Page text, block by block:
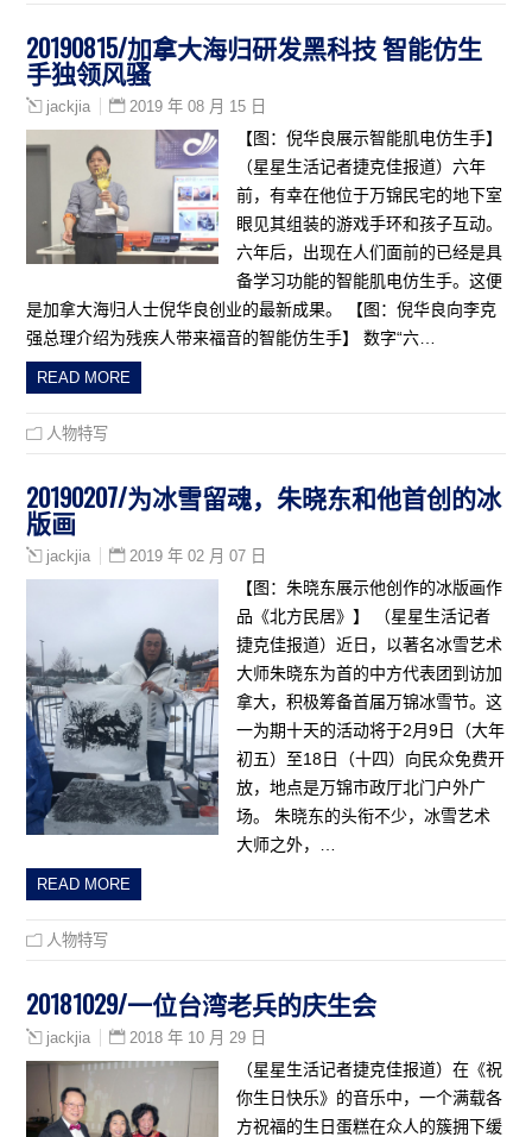
20190815/加拿大海归研发黑科技 智能仿生
手独领风骚
jackjia 2019 年 08 月 15 日
【图：倪华良展示智能肌电仿生手】
（星星生活记者捷克佳报道）六年
前，有幸在他位于万锦民宅的地下室
眼见其组装的游戏手环和孩子互动。
六年后，出现在人们面前的已经是具
备学习功能的智能肌电仿生手。这便
是加拿大海归人士倪华良创业的最新成果。 【图：倪华良向李克
强总理介绍为残疾人带来福音的智能仿生手】 数字“六…
READ MORE
人物特写
20190207/为冰雪留魂，朱晓东和他首创的冰
版画
jackjia 2019 年 02 月 07 日
【图：朱晓东展示他创作的冰版画作
品《北方民居》】 （星星生活记者
捷克佳报道）近日，以著名冰雪艺术
大师朱晓东为首的中方代表团到访加
拿大，积极筹备首届万锦冰雪节。这
一为期十天的活动将于2月9日（大年
初五）至18日（十四）向民众免费开
放，地点是万锦市政厅北门户外广
场。 朱晓东的头衔不少，冰雪艺术
大师之外，…
READ MORE
人物特写
20181029/一位台湾老兵的庆生会
jackjia 2018 年 10 月 29 日
（星星生活记者捷克佳报道）在《祝
你生日快乐》的音乐中，一个满载各
方祝福的生日蛋糕在众人的簇拥下缓